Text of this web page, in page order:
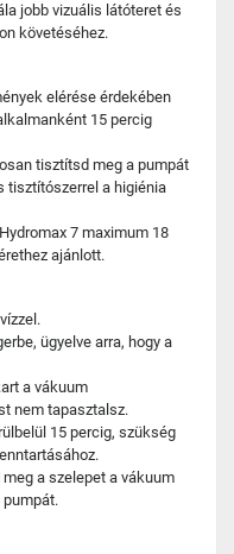
jobb vizuális látóteret és
követéséhez.
elérése érdekében
15 percig
tisztítsd meg a pumpát
tisztítószerrel a higiénia
7 maximum 18
ajánlott.
ügyelve arra, hogy a
a vákuum
nem tapasztalsz.
15 percig, szükség
a szelepet a vákuum